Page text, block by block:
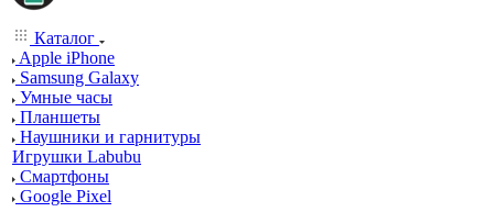
Каталог
Apple iPhone
Samsung Galaxy
Умные часы
Планшеты
Наушники и гарнитуры
Игрушки Labubu
Смартфоны
Google Pixel